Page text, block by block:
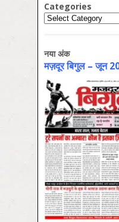
Categories
Categories
नया अंक
मज़दूर बिगुल – जून